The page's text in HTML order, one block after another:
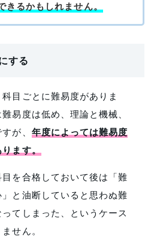
きるかもしれません。
する
目ごとに難易度がありま
易度は低め、理論と機械、
が、 年度によっては難易度
ます。
を合格しておいて後は「難
と油断していると思わぬ難
てしまった、というケース
せん。